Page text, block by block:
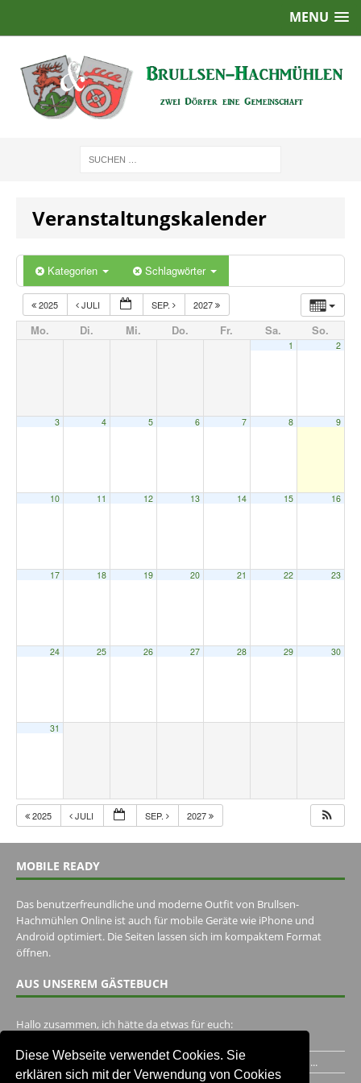
Diese Webseite verwendet Cookies. Sie
erklären sich mit der Verwendung von Cookies
MENU
Veranstaltungskalender
Kategorien Schlagwörter
2025 JULI SEP. 2027
Mo. Di. Mi. Do. Fr. Sa. So.
1 2
3 4 5 6 7 8 9
10 11 12 13 14 15 16
17 18 19 20 21 22 23
24 25 26 27 28 29 30
31
2025 JULI SEP. 2027
MOBILE READY
Das benutzerfreundliche und moderne Outfit von Brullsen-
Hachmühlen Online ist auch für mobile Geräte wie iPhone und
Android optimiert. Die Seiten lassen sich im kompaktem Format
öffnen.
AUS UNSEREM GÄSTEBUCH
Hallo zusammen, ich hätte da etwas für euch:
Ich habe ein Jahr im Gasthaus Hugo Pape verbracht..Habe ihn...